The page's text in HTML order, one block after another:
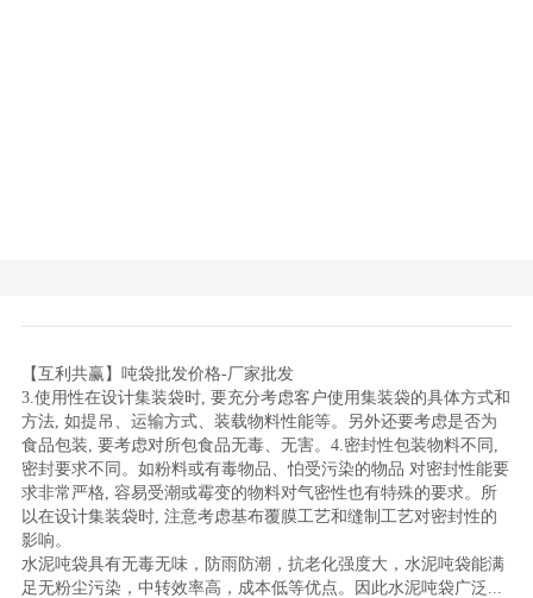
【互利共赢】吨袋批发价格-厂家批发
3.使用性在设计集装袋时, 要充分考虑客户使用集装袋的具体方式和
方法, 如提吊、运输方式、装载物料性能等。另外还要考虑是否为
食品包装, 要考虑对所包食品无毒、无害。4.密封性包装物料不同,
密封要求不同。如粉料或有毒物品、怕受污染的物品 对密封性能要
求非常严格, 容易受潮或霉变的物料对气密性也有特殊的要求。所
以在设计集装袋时, 注意考虑基布覆膜工艺和缝制工艺对密封性的
影响。
水泥吨袋具有无毒无味，防雨防潮，抗老化强度大，水泥吨袋能满
足无粉尘污染，中转效率高，成本低等优点。因此水泥吨袋广泛...